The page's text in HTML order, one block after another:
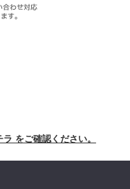
をご確認ください。